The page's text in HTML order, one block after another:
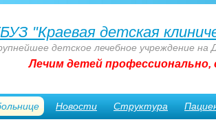
"Краевая детская
детское лечебное учреждение на
Лечим детей
Новости Структура